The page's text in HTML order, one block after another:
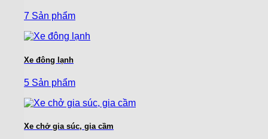
7 Sản phẩm
Xe đông lạnh
5 Sản phẩm
Xe chở gia súc, gia cầm